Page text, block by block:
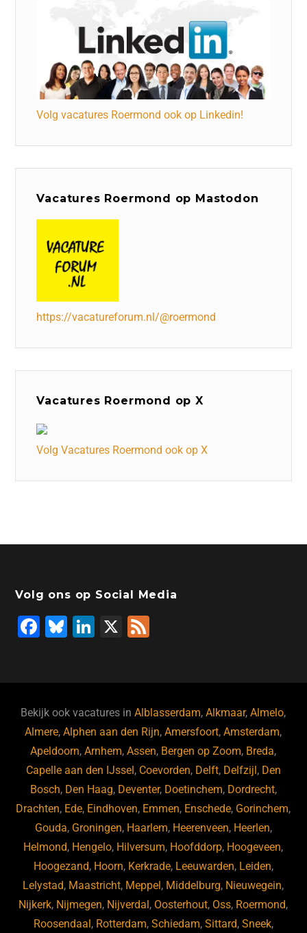
Volg vacatures Roermond ook op Linkedin!
Vacatures Roermond op Mastodon
https://vacatureforum.nl/@roermond
Vacatures Roermond op X
Volg Vacatures Roermond ook op X
Volg ons op Social Media
F
b
o
o
k
Bl
ky
Li
dI
n
X
Bekijk ook vacatures inAlblasserdam,Alkmaar,Almelo,
Almere,Alphen aan den Rijn,Amersfoort,Amsterdam,
Apeldoorn,Arnhem,Assen, Bergen op Zoom, Breda,
Capelle aan den IJssel, Coevorden, Delft, Delfzijl, Den
Bosch, Den Haag, Deventer, Doetinchem, Dordrecht,
Drachten, Ede, Eindhoven, Emmen, Enschede, Gorinchem,
Gouda, Groningen, Haarlem, Heerenveen, Heerlen,
Helmond, Hengelo, Hilversum, Hoofddorp, Hoogeveen,
Hoogezand, Hoorn, Kerkrade, Leeuwarden, Leiden,
Lelystad, Maastricht, Meppel, Middelburg, Nieuwegein,
Nijkerk, Nijmegen, Nijverdal, Oosterhout, Oss, Roermond,
Roosendaal, Rotterdam, Schiedam, Sittard, Sneek,